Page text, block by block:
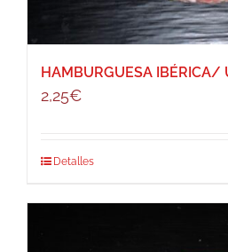
HAMBURGUESA IBÉRICA/
2,25€
Detalles